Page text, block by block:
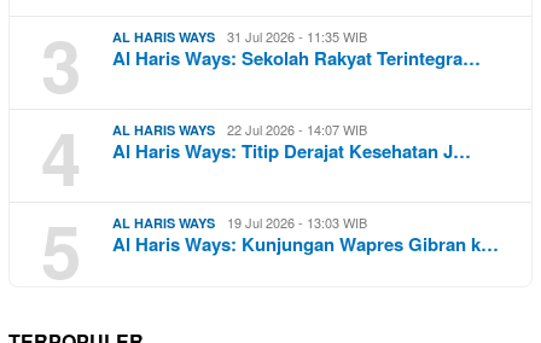
3 AL HARIS WAYS 31 Jul 2026 - 11:35 WIB
Al Haris Ways: Sekolah Rakyat Terintegra…
4 AL HARIS WAYS 22 Jul 2026 - 14:07 WIB
Al Haris Ways: Titip Derajat Kesehatan J…
5 AL HARIS WAYS 19 Jul 2026 - 13:03 WIB
Al Haris Ways: Kunjungan Wapres Gibran k…